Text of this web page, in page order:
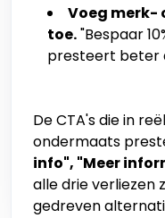
Voeg merk-
toe."Bespaar
presteert beter
De CTA's die in
ondermaats
info", "Meer
alle drie verliezen
gedreven